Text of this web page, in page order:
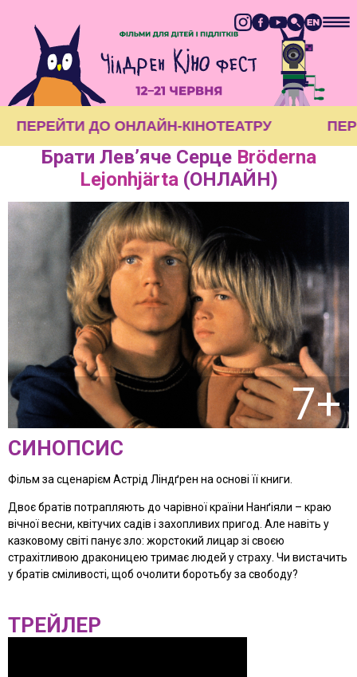
ПЕРЕЙТИ ДО ОНЛАЙН-КІНОТЕАТРУ
Брати Левʼяче Серце Bröderna
Lejonhjärta(ОНЛАЙН)
7+
СИНОПСИС
Фільм за сценарієм Астрід Ліндґрен на основі її книги.
Двоє братів потрапляють до чарівної країни Нанґіяли – краю
вічної весни, квітучих садів і захопливих пригод. Але навіть у
казковому світі панує зло: жорстокий лицар зі своєю
страхітливою драконицею тримає людей у страху. Чи вистачить
у братів сміливості, щоб очолити боротьбу за свободу?
ТРЕЙЛЕР